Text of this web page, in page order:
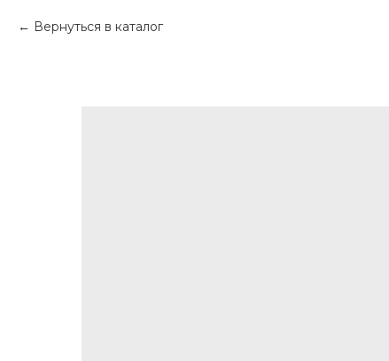
Вернуться в каталог